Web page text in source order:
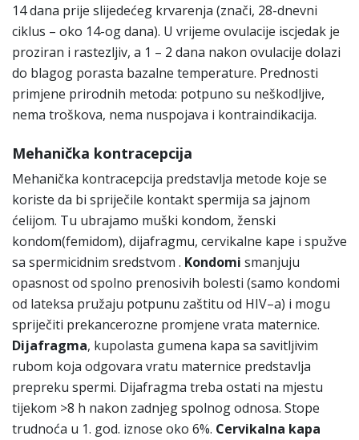
14 dana prije slijedećeg krvarenja (znači, 28-dnevni
ciklus – oko 14-og dana). U vrijeme ovulacije iscjedak je
proziran i rastezljiv, a 1 – 2 dana nakon ovulacije dolazi
do blagog porasta bazalne temperature. Prednosti
primjene prirodnih metoda: potpuno su neškodljive,
nema troškova, nema nuspojava i kontraindikacija.
Mehanička kontracepcija
Mehanička kontracepcija predstavlja metode koje se
koriste da bi spriječile kontakt spermija sa jajnom
ćelijom. Tu ubrajamo muški kondom, ženski
kondom(femidom), dijafragmu, cervikalne kape i spužve
sa spermicidnim sredstvom . Kondomi smanjuju
opasnost od spolno prenosivih bolesti (samo kondomi
od lateksa pružaju potpunu zaštitu od HIV–a) i mogu
spriječiti prekancerozne promjene vrata maternice.
Dijafragma, kupolasta gumena kapa sa savitljivim
rubom koja odgovara vratu maternice predstavlja
prepreku spermi. Dijafragma treba ostati na mjestu
tijekom >8 h nakon zadnjeg spolnog odnosa. Stope
trudnoća u 1. god. iznose oko 6%. Cervikalna kapa